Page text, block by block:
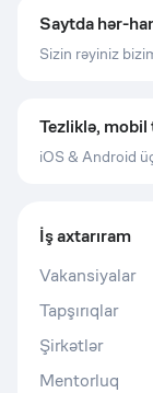
Saytda hər-
Sizin rəyiniz
Tezliklə,
iOS & Android
İş axtarıram
Vakansiyalar
Tapşırıqlar
Şirkətlər
Mentorluq